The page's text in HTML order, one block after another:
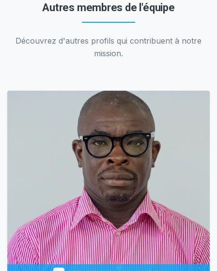
Autres membres de l'équipe
Découvrez d'autres profils qui contribuent à notre
mission.